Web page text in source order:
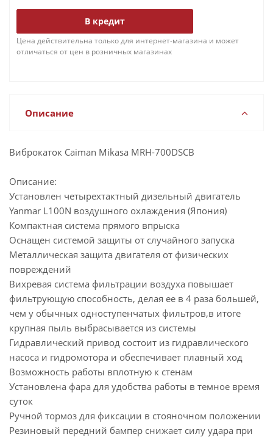
В кредит
Цена действительна только для интернет-магазина и может
отличаться от цен в розничных магазинах
Описание
Виброкаток Caiman Mikasa MRH-700DSCB
Описание:
Установлен четырехтактный дизельный двигатель
Yanmar L100N воздушного охлаждения (Япония)
Компактная система прямого впрыска
Оснащен системой защиты от случайного запуска
Металлическая защита двигателя от физических
повреждений
Вихревая система фильтрации воздуха повышает
фильтрующую способность, делая ее в 4 раза большей,
чем у обычных одноступенчатых фильтров,в итоге
крупная пыль выбрасывается из системы
Гидравлический привод состоит из гидравлического
насоса и гидромотора и обеспечивает плавный ход
Возможность работы вплотную к стенам
Установлена фара для удобства работы в темное время
суток
Ручной тормоз для фиксации в стояночном положении
Резиновый передний бампер снижает силу удара при